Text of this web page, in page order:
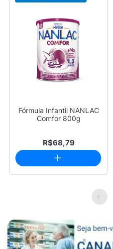
Fórmula Infantil NANLAC
Comfor 800g
R$68,79